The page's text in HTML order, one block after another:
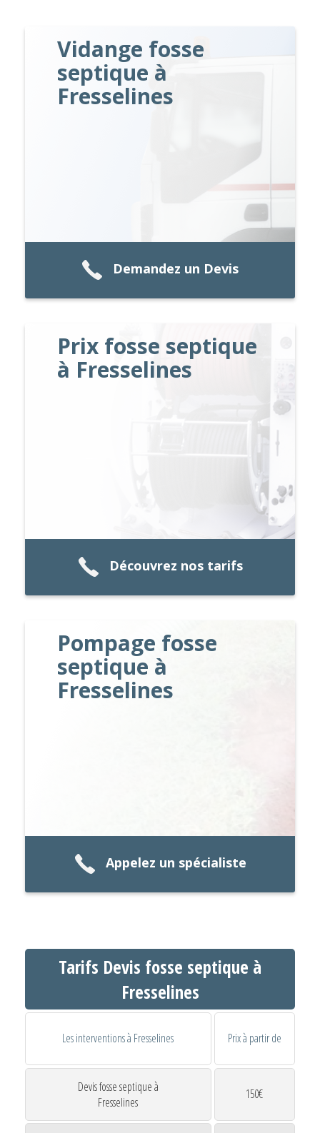
Vidange fosse
septique à
Fresselines
Demandez un Devis
Prix fosse septique
à Fresselines
Découvrez nos tarifs
Pompage fosse
septique à
Fresselines
Appelez un spécialiste
Tarifs Devis fosse septique à
Fresselines
Les interventions à Fresselines Prix à partir de
Devis fosse septique à
Fresselines
150€